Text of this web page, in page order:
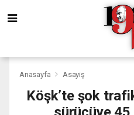
Anasayfa Asayiş
Köşk’te şok